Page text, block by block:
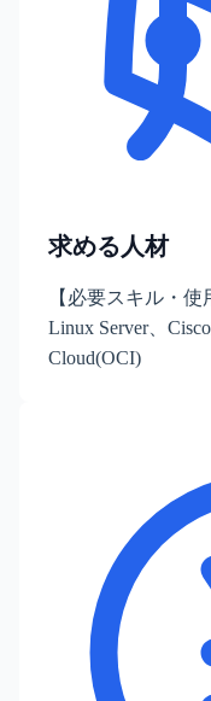
求める人材
【必要スキル・使
Linux Server、
Cloud(OCI)